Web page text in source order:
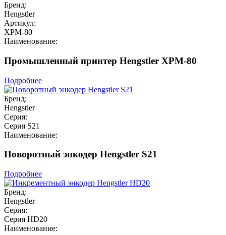
Бренд:
Hengstler
Артикул:
XPM-80
Наименование:
Промышленный принтер Hengstler XPM-80
Подробнее
Бренд:
Hengstler
Серия:
Серия S21
Наименование:
Поворотный энкодер Hengstler S21
Подробнее
Бренд:
Hengstler
Серия:
Серия HD20
Наименование: